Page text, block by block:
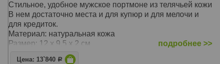
Стильное, удобное мужское портмоне из телячьей кожи
В нем достаточно места и для купюр и для мелочи и
для кредиток.
Материал: натуральная кожа
Размер: 12 х 9,5 х 2 см
подробнее >>
Цена: 13`840 Р